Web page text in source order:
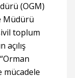
(OGM)
Müdürü
toplum
açılış
mücadele